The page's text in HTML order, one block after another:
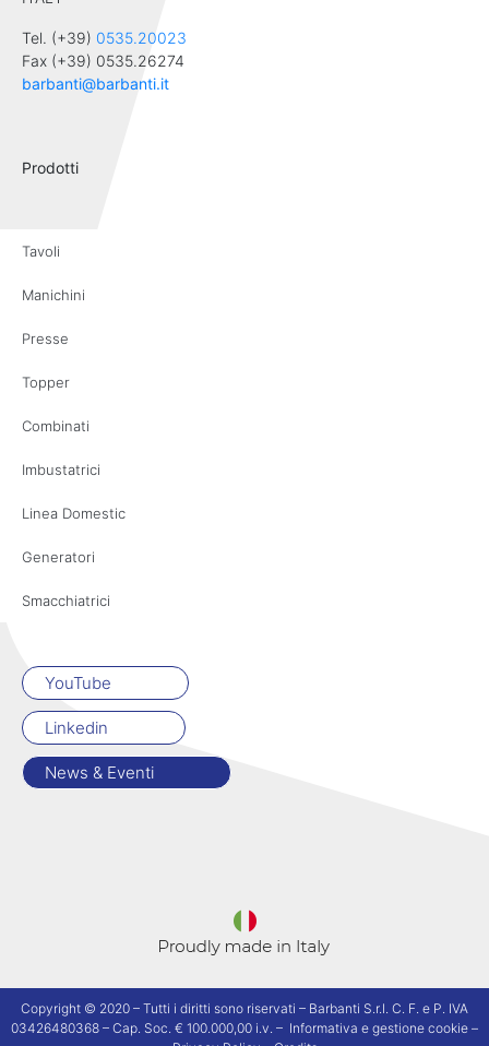
Tel. (+39) 0535.20023
Fax (+39) 0535.26274
barbanti@barbanti.it
Prodotti
Tavoli
Manichini
Presse
Topper
Combinati
Imbustatrici
Linea Domestic
Generatori
Smacchiatrici
YouTube
Linkedin
News & Eventi
Copyright © 2020 – Tutti i diritti sono riservati – Barbanti S.r.l. C. F. e P. IVA
03426480368 – Cap. Soc. € 100.000,00 i.v. – Informativa e gestione cookie –